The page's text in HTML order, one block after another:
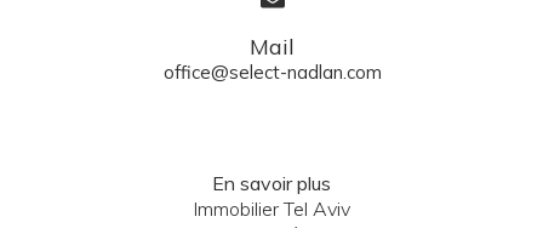
Mail
office@select-nadlan.com
En savoir plus
Immobilier Tel Aviv